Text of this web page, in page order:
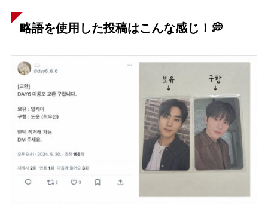
略語を使用した投稿はこんな感じ！💭